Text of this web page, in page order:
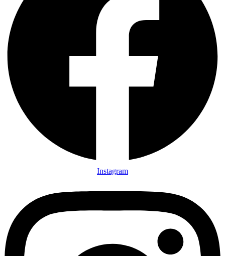
Instagram